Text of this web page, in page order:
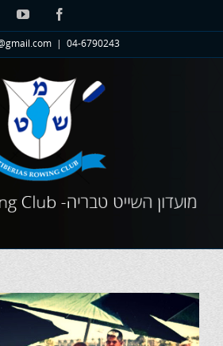
לתוכן
Facebook
04-6790243